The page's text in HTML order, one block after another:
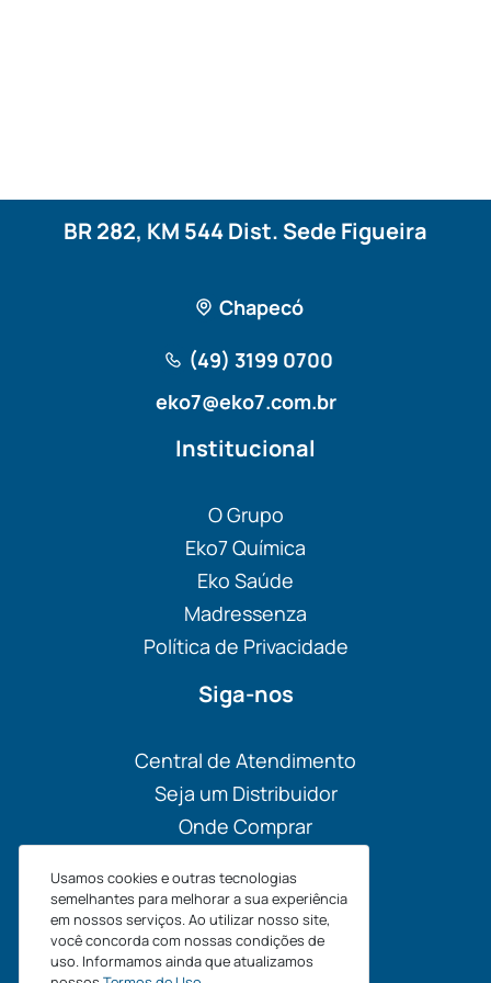
Usamos cookies e outras tecnologias
semelhantes para melhorar a sua experiência
em nossos serviços. Ao utilizar nosso site,
você concorda com nossas condições de
uso. Informamos ainda que atualizamos
BR 282, KM 544 Dist. Sede Figueira
Chapecó
(49) 3199 0700
eko7@eko7.com.br
Institucional
O Grupo
Eko7 Química
Eko Saúde
Madressenza
Política de Privacidade
Siga-nos
Central de Atendimento
Seja um Distribuidor
Onde Comprar
Blog